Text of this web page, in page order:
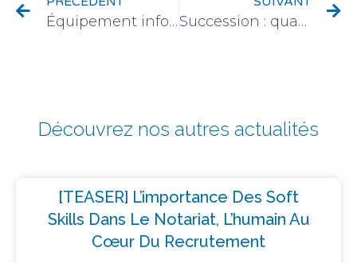
Équipement informatique : pourquoi passer au reconditionné ? Succession : quand désigner un notaire ?
Découvrez nos autres actualités
[TEASER] L’importance Des Soft
Skills Dans Le Notariat, L’humain Au
Cœur Du Recrutement